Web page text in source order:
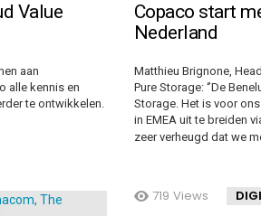
Value
aan
alle kennis en
te ontwikkelen.
Copaco start
Nederland
Matthieu Brignone,
Pure Storage: ‘’De
Storage. Het is voor
in EMEA uit te breiden
zeer verheugd dat we
719 Views